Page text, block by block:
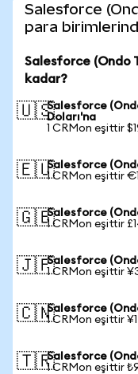
Salesforce
para
Salesforce (Ondo
kadar?
🇺🇸Salesforce
Doları'na
1 CRMon eşittir
🇪🇺Salesforce
1 CRMon eşittir
🇬🇧Salesforce
1 CRMon eşittir
🇯🇵Salesforce
1 CRMon eşittir
🇨🇳Salesforce
1 CRMon eşittir
🇹🇷Salesforce
1 CRMon eşittir